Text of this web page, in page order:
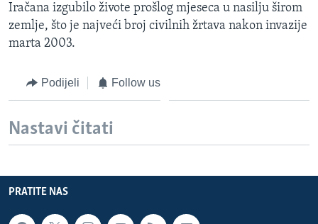
PRATITE NAS
Jezici
Iračana izgubilo živote prošlog mjeseca u nasilju širom
zemlje, što je najveći broj civilnih žrtava nakon invazije
marta 2003.
Podijeli Follow us
Nastavi čitati
PRATITE NAS